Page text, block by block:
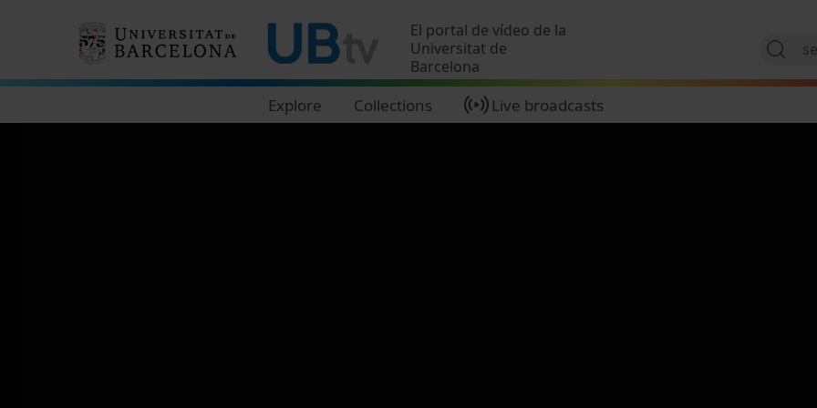
El portal de vídeo de la
Universitat de
Barcelona
Explore Collections Live broadcasts